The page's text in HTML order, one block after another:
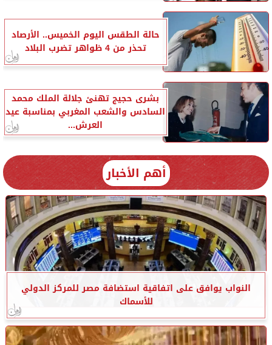
حالة الطقس اليوم الخميس.. الأرصاد
تحذر من 4 ظواهر تضرب البلاد
بشرى حجيج تهنئ جلالة الملك محمد
السادس والشعب المغربي بمناسبة عيد
العرش...
أهم الأخبار
النواب يوافق على اتفاقية استضافة مصر للمركز الدولي
للأسماك